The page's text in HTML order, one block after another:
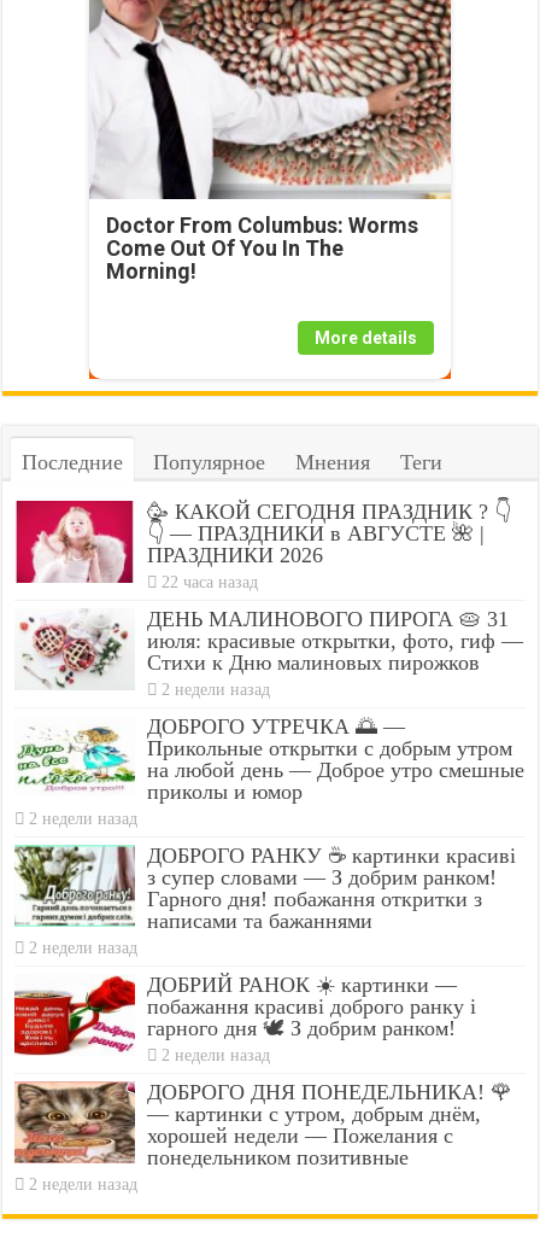
Doctor From Columbus: Worms
Come Out Of You In The
Morning!
More details
Последние Популярное Мнения Теги
🥳 КАКОЙ СЕГОДНЯ ПРАЗДНИК ? 👇
👇 — ПРАЗДНИКИ в АВГУСТЕ 🌺 |
ПРАЗДНИКИ 2026
22 часа назад
ДЕНЬ МАЛИНОВОГО ПИРОГА 🥧 31
июля: красивые открытки, фото, гиф —
Стихи к Дню малиновых пирожков
2 недели назад
ДОБРОГО УТРЕЧКА 🌅 —
Прикольные открытки с добрым утром
на любой день — Доброе утро смешные
приколы и юмор
2 недели назад
ДОБРОГО РАНКУ ☕ картинки красиві
з супер словами — З добрим ранком!
Гарного дня! побажання откритки з
написами та бажаннями
2 недели назад
ДОБРИЙ РАНОК ☀️ картинки —
побажання красиві доброго ранку і
гарного дня 🕊️ З добрим ранком!
2 недели назад
ДОБРОГО ДНЯ ПОНЕДЕЛЬНИКА! 🌹
— картинки с утром, добрым днём,
хорошей недели — Пожелания с
понедельником позитивные
2 недели назад